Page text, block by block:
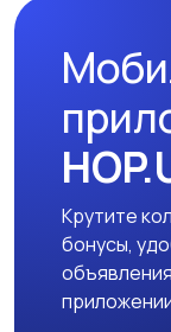
Крутите
бонусы,